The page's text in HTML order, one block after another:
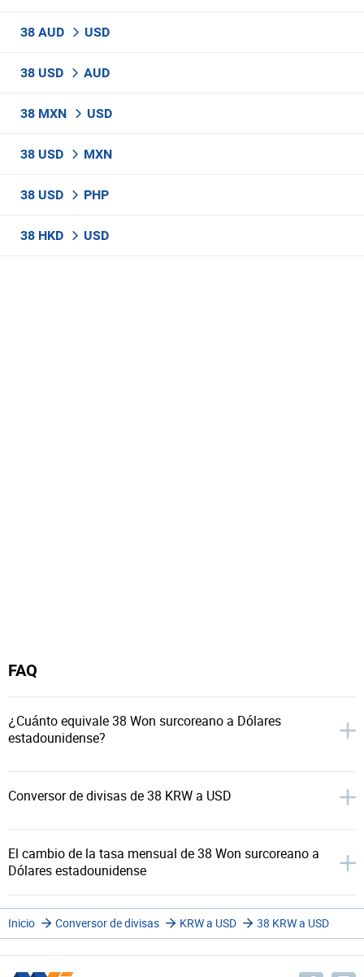
38 AUD USD
38 USD AUD
38 MXN USD
38 USD MXN
38 USD PHP
38 HKD USD
FAQ
¿Cuánto equivale 38 Won surcoreano a Dólares
estadounidense?
Conversor de divisas de 38 KRW a USD
El cambio de la tasa mensual de 38 Won surcoreano a
Dólares estadounidense
Inicio Conversor de divisas KRW a USD 38 KRW a USD